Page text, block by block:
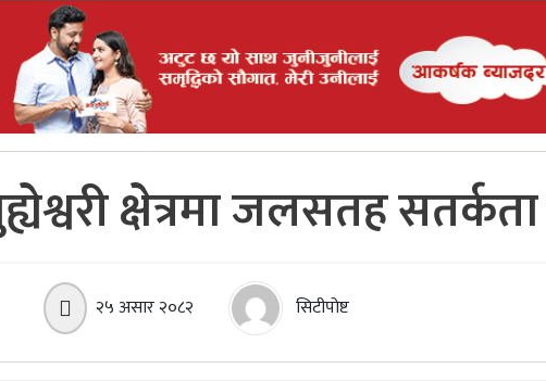
क्षेत्रमा जलसतह
२५ असार २०८२ सिटीपोष्ट